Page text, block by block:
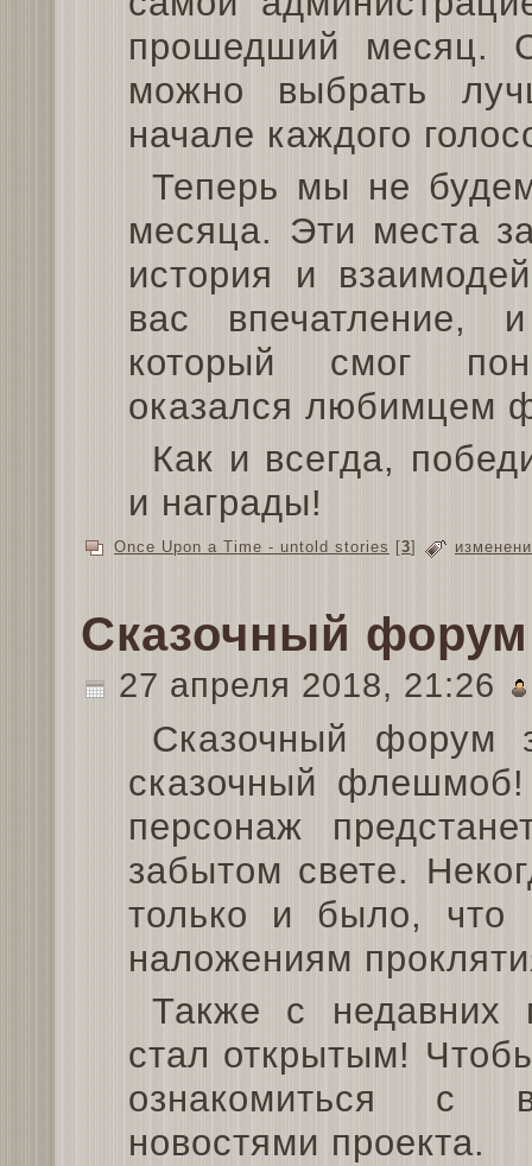
прошедший месяц.
можно выбрать
начале каждого
Теперь мы не
месяца. Эти места
история и
вас впечатление,
который смог
оказался любимцем
Как и всегда,
и награды!
Once Upon a Time - untold stories [3]
Сказочный
27 апреля 2018, 21:26
Сказочный форум
сказочный
персонаж
забытом свете.
только и было, что
наложениям
Также с недавних
стал открытым!
ознакомиться с
новостями проекта.